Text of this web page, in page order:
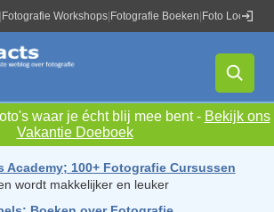
Fotografie Workshops Fotografie Boeken Foto Locaties
waar je écht blij mee bent - Bekijk ons
Vakantie Doeboek
Academy; 100+ Fotografie Cursussen
wordt makkelijker en leuker